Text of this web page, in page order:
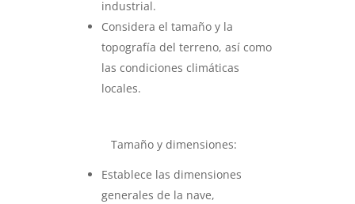
industrial.
Considera el tamaño y la
topografía del terreno, así como
las condiciones climáticas
locales.
Tamaño y dimensiones:
Establece las dimensiones
generales de la nave,